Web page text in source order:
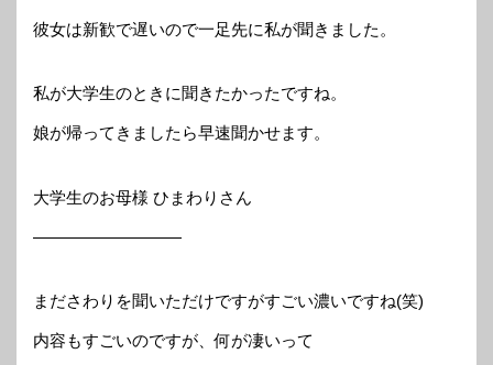
彼女は新歓で遅いので一足先に私が聞きました。
私が大学生のときに聞きたかったですね。
娘が帰ってきましたら早速聞かせます。
大学生のお母様 ひまわりさん
—————————
まださわりを聞いただけですがすごい濃いですね(笑)
内容もすごいのですが、何が凄いって